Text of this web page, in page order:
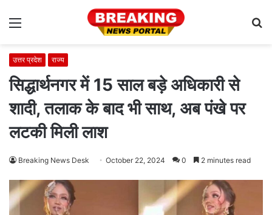
Menu
उत्तर प्रदेश राज्य
सिद्धार्थनगर में 15 साल बड़े अधिकारी से
शादी, तलाक के बाद भी साथ, अब पंखे पर
लटकी मिली लाश
Breaking News Desk October 22, 2024 0 2 minutes read